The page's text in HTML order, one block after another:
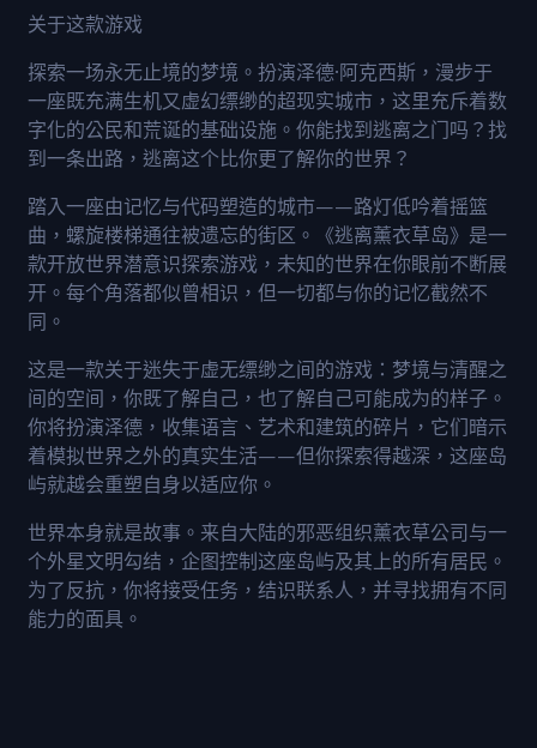
关于这款游戏
探索一场永无止境的梦境。扮演泽德·阿克西斯，漫步于
一座既充满生机又虚幻缥缈的超现实城市，这里充斥着数
字化的公民和荒诞的基础设施。你能找到逃离之门吗？找
到一条出路，逃离这个比你更了解你的世界？
踏入一座由记忆与代码塑造的城市——路灯低吟着摇篮
曲，螺旋楼梯通往被遗忘的街区。《逃离薰衣草岛》是一
款开放世界潜意识探索游戏，未知的世界在你眼前不断展
开。每个角落都似曾相识，但一切都与你的记忆截然不
同。
这是一款关于迷失于虚无缥缈之间的游戏：梦境与清醒之
间的空间，你既了解自己，也了解自己可能成为的样子。
你将扮演泽德，收集语言、艺术和建筑的碎片，它们暗示
着模拟世界之外的真实生活——但你探索得越深，这座岛
屿就越会重塑自身以适应你。
世界本身就是故事。来自大陆的邪恶组织薰衣草公司与一
个外星文明勾结，企图控制这座岛屿及其上的所有居民。
为了反抗，你将接受任务，结识联系人，并寻找拥有不同
能力的面具。